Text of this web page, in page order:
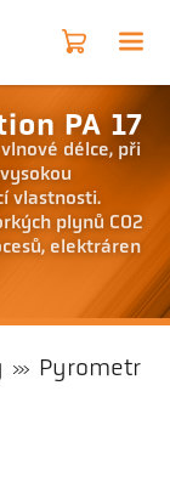
PA 17
délce, při
vlastnosti.
plynů CO2
elektráren
Pyrometr